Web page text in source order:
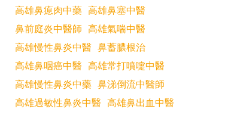
高雄鼻瘜肉中藥 高雄鼻塞中醫
鼻前庭炎中醫師 高雄氣喘中醫
高雄慢性鼻炎中醫 鼻蓄膿根治
高雄鼻咽癌中醫 高雄常打噴嚏中醫
高雄慢性鼻炎中藥 鼻涕倒流中醫師
高雄過敏性鼻炎中醫 高雄鼻出血中醫